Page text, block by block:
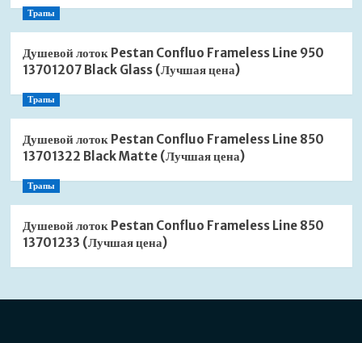
Трапы
Душевой лоток Pestan Confluo Frameless Line 950
13701207 Black Glass (Лучшая цена)
Трапы
Душевой лоток Pestan Confluo Frameless Line 850
13701322 Black Matte (Лучшая цена)
Трапы
Душевой лоток Pestan Confluo Frameless Line 850
13701233 (Лучшая цена)